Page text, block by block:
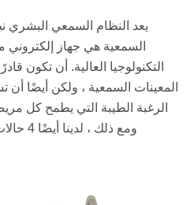
يعد النظام السمعي البشري
السمعية هي جهاز إلكتروني
التكنولوجيا العالية. أن تكون
المعينات السمعية ، ولكن أيضًا
الرغبة الطيبة التي يطمح كل
ومع